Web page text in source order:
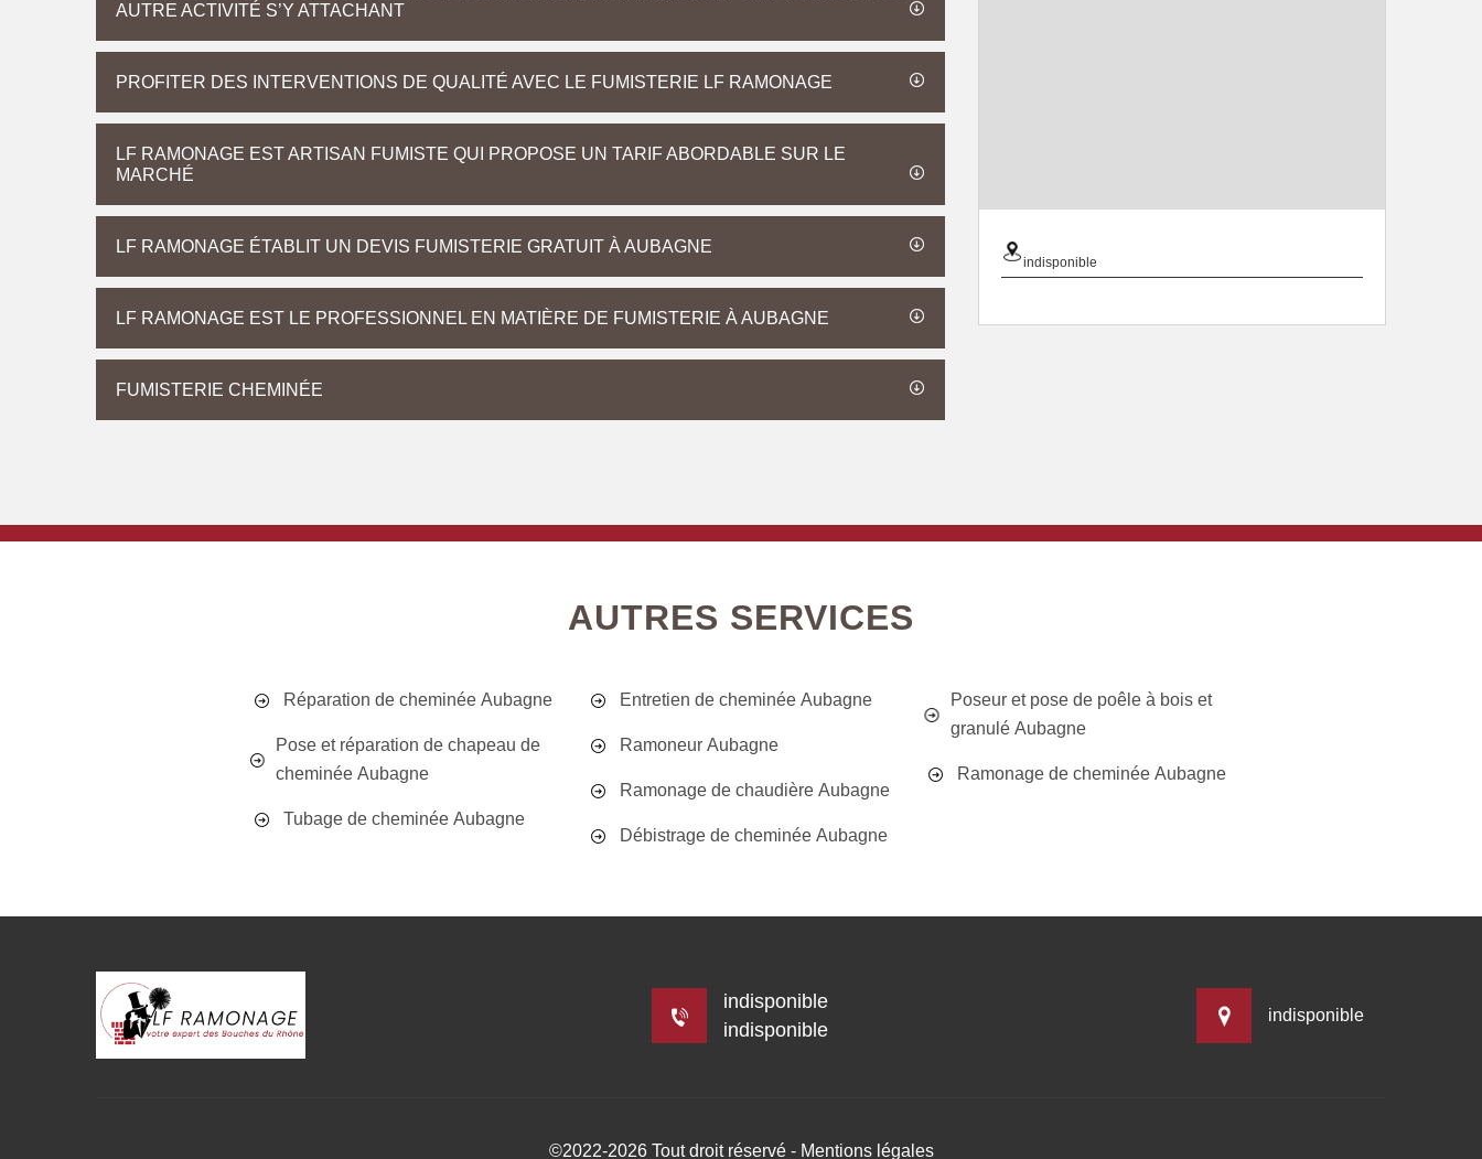
AUTRE ACTIVITÉ S’Y ATTACHANT
PROFITER DES INTERVENTIONS DE QUALITÉ AVEC LE FUMISTERIE LF RAMONAGE
LF RAMONAGE EST ARTISAN FUMISTE QUI PROPOSE UN TARIF ABORDABLE SUR LE
MARCHÉ
LF RAMONAGE ÉTABLIT UN DEVIS FUMISTERIE GRATUIT À AUBAGNE
LF RAMONAGE EST LE PROFESSIONNEL EN MATIÈRE DE FUMISTERIE À AUBAGNE
FUMISTERIE CHEMINÉE
indisponible
AUTRES SERVICES
Réparation de cheminée Aubagne
Pose et réparation de chapeau de
cheminée Aubagne
Tubage de cheminée Aubagne
Entretien de cheminée Aubagne
Ramoneur Aubagne
Ramonage de chaudière Aubagne
Débistrage de cheminée Aubagne
Poseur et pose de poêle à bois et
granulé Aubagne
Ramonage de cheminée Aubagne
indisponible
indisponible
indisponible
©2022-2026 Tout droit réservé - Mentions légales